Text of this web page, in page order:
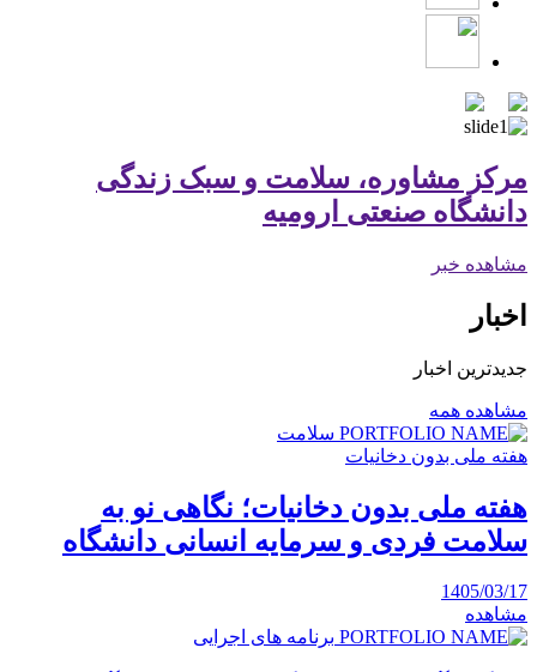
مرکز مشاوره، سلامت و سبک زندگی
دانشگاه صنعتی ارومیه
مشاهده خبر
اخبار
جدیدترین اخبار
مشاهده همه
سلامت
هفته ملی بدون دخانیات
هفته ملی بدون دخانیات؛ نگاهی نو به
سلامت فردی و سرمایه انسانی دانشگاه
1405/03/17
مشاهده
برنامه های اجرایی